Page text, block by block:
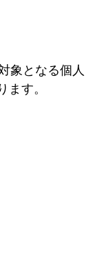
象となる個人
ます。